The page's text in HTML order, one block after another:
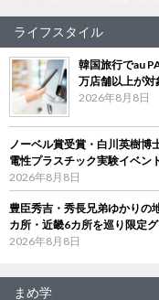
ライフスタイル
韓国旅行でau
万店舗以上が対
2026年8月8日
ノーベル賞受賞・白川英樹
電性プラスチック実験イベン
2026年8月8日
豊臣秀吉・秀長兄弟ゆかり
カ所・近畿6カ所を巡り限定
2026年8月8日
まめ学